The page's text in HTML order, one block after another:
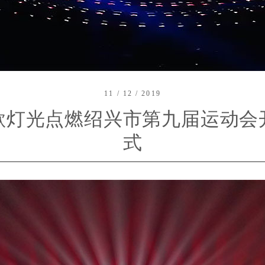
11 / 12 / 2019
灯光点燃绍兴市第九届运动会
式